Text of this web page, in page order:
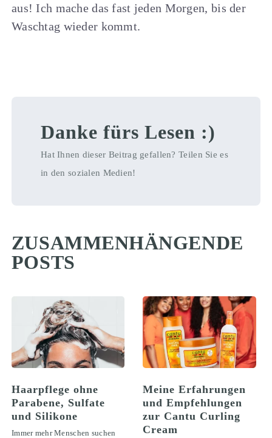
aus! Ich mache das fast jeden Morgen, bis der
Waschtag wieder kommt.
Danke fürs Lesen :)
Hat Ihnen dieser Beitrag gefallen? Teilen Sie es
in den sozialen Medien!
ZUSAMMENHÄNGENDE
POSTS
Haarpflege ohne
Parabene, Sulfate
und Silikone
Immer mehr Menschen suchen
Meine Erfahrungen
und Empfehlungen
zur Cantu Curling
Cream